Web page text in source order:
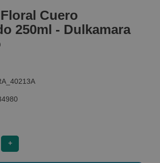
Cuero
250ml - Dulkamara
+